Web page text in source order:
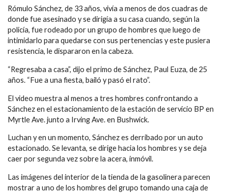
Rómulo Sánchez, de 33 años, vivía a menos de dos cuadras de
donde fue asesinado y se dirigía a su casa cuando, según la
policía, fue rodeado por un grupo de hombres que luego de
intimidarlo para quedarse con sus pertenencias y este pusiera
resistencia, le dispararon en la cabeza.
“Regresaba a casa”, dijo el primo de Sánchez, Paul Euza, de 25
años. “Fue a una fiesta, bailó y pasó el rato”.
El video muestra al menos a tres hombres confrontando a
Sánchez en el estacionamiento de la estación de servicio BP en
Myrtle Ave. junto a Irving Ave. en Bushwick.
Luchan y en un momento, Sánchez es derribado por un auto
estacionado. Se levanta, se dirige hacia los hombres y se deja
caer por segunda vez sobre la acera, inmóvil.
Las imágenes del interior de la tienda de la gasolinera parecen
mostrar a uno de los hombres del grupo tomando una caja de